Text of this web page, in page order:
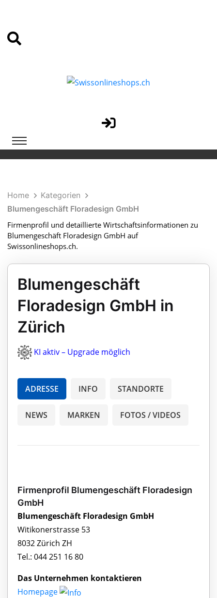
Home
Kategorien
Blumengeschäft Floradesign GmbH
Firmenprofil und detaillierte Wirtschaftsinformationen zu
Blumengeschäft Floradesign GmbH auf
Swissonlineshops.ch.
Blumengeschäft
Floradesign GmbH in
Zürich
KI aktiv – Upgrade möglich
ADRESSE INFO STANDORTE
NEWS MARKEN FOTOS / VIDEOS
Firmenprofil Blumengeschäft Floradesign
GmbH
Blumengeschäft Floradesign GmbH
Witikonerstrasse 53
8032 Zürich ZH
Tel.: 044 251 16 80
Das Unternehmen kontaktieren
Homepage